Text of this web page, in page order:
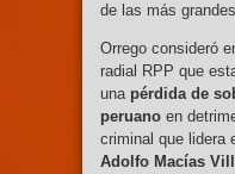
de las más
Orrego consideró
radial RPP que
una pérdida de
peruano en
criminal que lidera
Adolfo Macías